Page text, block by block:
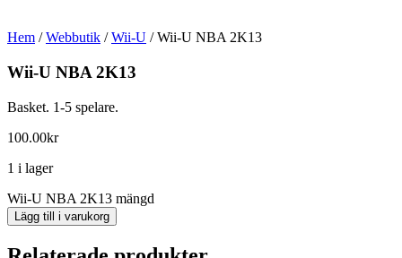
Hem /Webbutik /Wii-U / Wii-U NBA 2K13
Wii-U NBA 2K13
Basket. 1-5 spelare.
100.00kr
1 i lager
Wii-U NBA 2K13 mängd
Lägg till i varukorg